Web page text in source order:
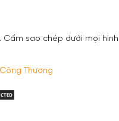
Cấm sao chép dưới mọi hình